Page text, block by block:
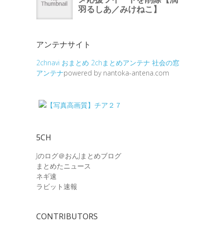
アンテナサイト
2chnavi おまとめ 2chまとめアンテナ 社会の窓
アンテナpowered by nantoka-antena.com
5CH
Jのログ＠おんJまとめブログ
まとめたニュース
ネギ速
ラビット速報
CONTRIBUTORS